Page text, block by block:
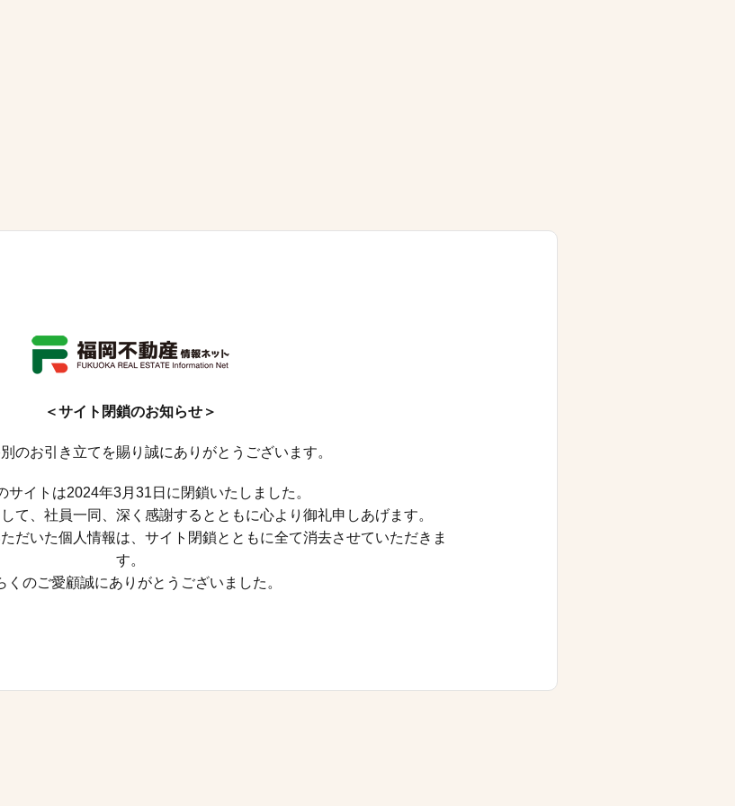
＜サイト閉鎖のお知らせ＞
のお引き立てを賜り誠にありがとうございます。
サイトは2024年3月31日に閉鎖いたしました。
て、社員一同、深く感謝するとともに心より御礼申しあげます。
だいた個人情報は、サイト閉鎖とともに全て消去させていただきま
す。
くのご愛顧誠にありがとうございました。